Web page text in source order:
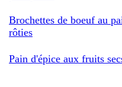
Brochettes de boeuf au
rôties
Pain d'épice aux fruits